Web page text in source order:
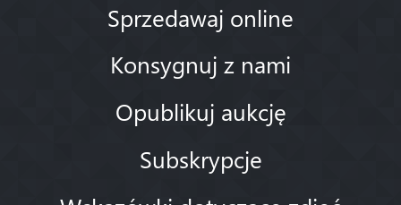
Sprzedawaj online
Konsygnuj z nami
Opublikuj aukcję
Subskrypcje